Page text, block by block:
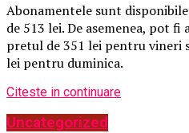
Abonamentele sunt
de 513 lei. De asemenea, pot
pretul de 351 lei pentru vineri
lei pentru duminica.
Citeste in continuare
Uncategorized